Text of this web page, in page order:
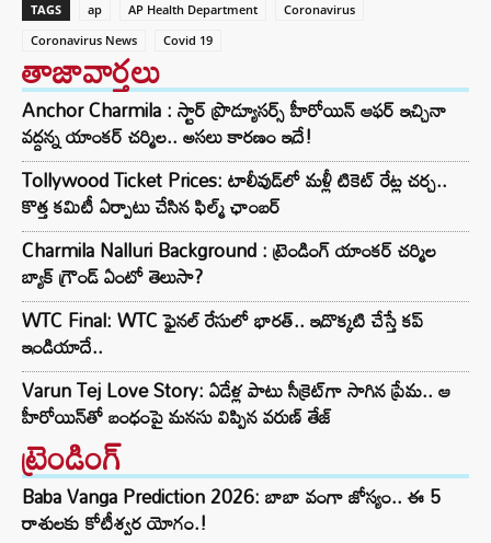
TAGS ap AP Health Department
Coronavirus
Coronavirus News
Covid 19
తాజావార్తలు
Anchor Charmila : స్టార్ ప్రొడ్యూసర్స్ హీరోయిన్ ఆఫర్ ఇచ్చినా
వద్దన్న యాంకర్ చర్మిల.. అసలు కారణం ఇదే!
Tollywood Ticket Prices: టాలీవుడ్‌లో మళ్లీ టికెట్‌ రేట్ల చర్చ..
కొత్త కమిటీ ఏర్పాటు చేసిన ఫిల్మ్‌ ఛాంబర్‌
Charmila Nalluri Background : ట్రెండింగ్ యాంకర్ చర్మిల
బ్యాక్ గ్రౌండ్ ఏంటో తెలుసా?
WTC Final: WTC ఫైనల్ రేసులో భారత్.. ఇదొక్కటి చేస్తే కప్
ఇండియాదే..
Varun Tej Love Story: ఏడేళ్ల పాటు సీక్రెట్‌గా సాగిన ప్రేమ.. ఆ
హీరోయిన్‌తో బంధంపై మనసు విప్పిన వరుణ్ తేజ్
ట్రెండింగ్‌
Baba Vanga Prediction 2026: బాబా వంగా జోస్యం.. ఈ 5
రాశులకు కోటీశ్వర యోగం.!